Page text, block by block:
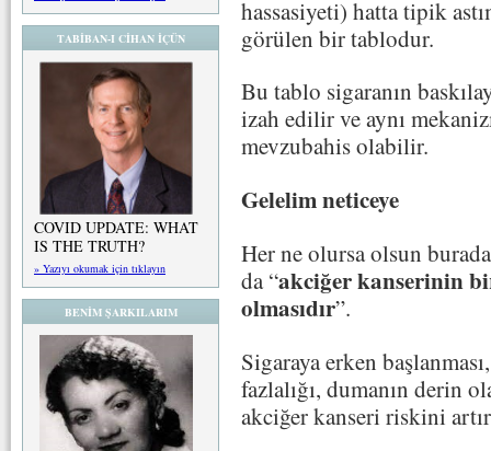
TABİBAN-I CİHAN İÇÜN
COVID UPDATE: WHAT
IS THE TRUTH?
» Yazıyı okumak için tıklayın
BENİM ŞARKILARIM
hassasiyeti) hatta tipik
görülen bir tablodur.
Bu tablo sigaranın
izah edilir ve aynı
mevzubahis olabilir.
Gelelim neticeye
Her ne olursa olsun
da “akciğer kanserinin
olmasıdır”.
Sigaraya erken
fazlalığı, dumanın derin
akciğer kanseri riskini